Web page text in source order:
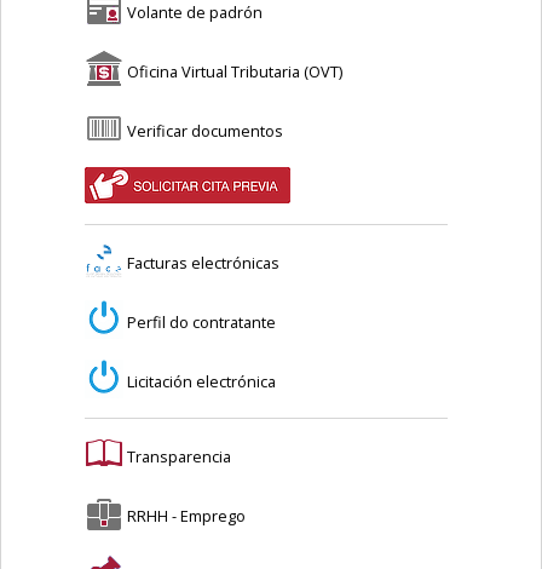
Volante de padrón
Oficina Virtual Tributaria (OVT)
Verificar documentos
Facturas electrónicas
Perfil do contratante
Licitación electrónica
Transparencia
RRHH - Emprego